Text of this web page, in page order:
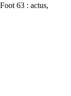
63 : actus,